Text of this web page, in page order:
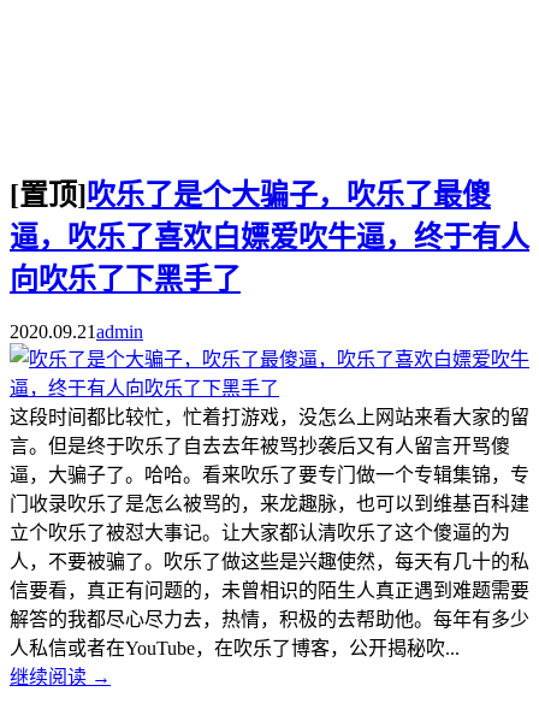
[置顶]吹乐了是个大骗子，吹乐了最傻
逼，吹乐了喜欢白嫖爱吹牛逼，终于有人
向吹乐了下黑手了
2020.09.21admin
这段时间都比较忙，忙着打游戏，没怎么上网站来看大家的留
言。但是终于吹乐了自去去年被骂抄袭后又有人留言开骂傻
逼，大骗子了。哈哈。看来吹乐了要专门做一个专辑集锦，专
门收录吹乐了是怎么被骂的，来龙趣脉，也可以到维基百科建
立个吹乐了被怼大事记。让大家都认清吹乐了这个傻逼的为
人，不要被骗了。吹乐了做这些是兴趣使然，每天有几十的私
信要看，真正有问题的，未曾相识的陌生人真正遇到难题需要
解答的我都尽心尽力去，热情，积极的去帮助他。每年有多少
人私信或者在YouTube，在吹乐了博客，公开揭秘吹...
继续阅读 →